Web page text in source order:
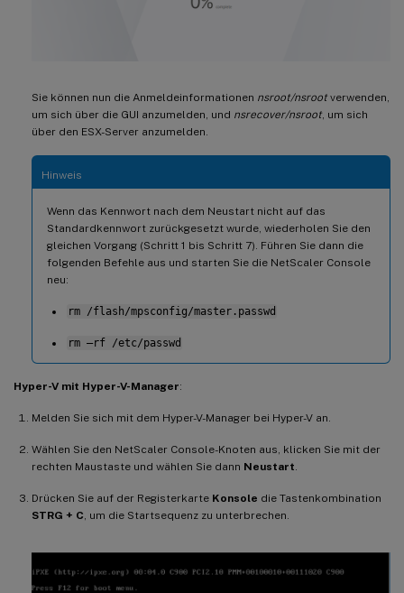
Sie können nun die Anmeldeinformationen nsroot/nsrootverwenden,
um sich über die GUI anzumelden, und nsrecover/nsroot, um sich
über den ESX-Server anzumelden.
Hinweis
Wenn das Kennwort nach dem Neustart nicht auf das
Standardkennwort zurückgesetzt wurde, wiederholen Sie den
gleichen Vorgang (Schritt 1 bis Schritt 7). Führen Sie dann die
folgenden Befehle aus und starten Sie die NetScaler Console
neu:
rm /flash/mpsconfig/master.passwd
rm –rf /etc/passwd
Hyper-V mit Hyper-V-Manager:
Melden Sie sich mit dem Hyper-V-Manager bei Hyper-V an.
Wählen Sie den NetScaler Console-Knoten aus, klicken Sie mit der
rechten Maustaste und wählen Sie dann Neustart.
Drücken Sie auf der Registerkarte Konsole die Tastenkombination
STRG + C, um die Startsequenz zu unterbrechen.